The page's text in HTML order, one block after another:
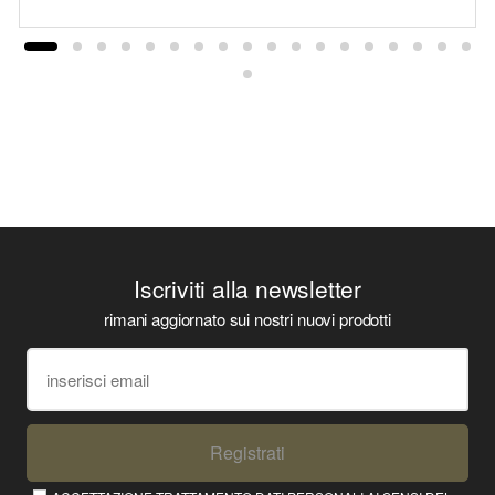
Iscriviti alla newsletter
rimani aggiornato sui nostri nuovi prodotti
Registrati